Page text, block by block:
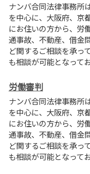
ナンバ合同法律事務所
を中心に、大阪府、京
にお住いの方から、労
通事故、不動産、借金
ど関するご相談を承っ
も相談が可能となって
労働審判
ナンバ合同法律事務所
を中心に、大阪府、京
にお住いの方から、労
通事故、不動産、借金
ど関するご相談を承っ
も相談が可能となって